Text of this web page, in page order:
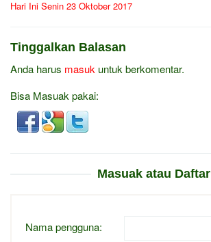
Hari Ini Senin 23 Oktober 2017
Tinggalkan Balasan
Anda harus masuk untuk berkomentar.
Bisa Masuak pakai:
Masuak atau Daftar
Nama pengguna: